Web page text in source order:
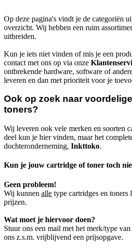
Op deze pagina's vindt je de categoriën
overzicht. Wij hebben een ruim
uitbreiden.
Kun je iets niet vinden of mis je een
contact met ons op via onze
ontbrekende hardware, software of
leveren en dan met prioriteit voor je
Ook op zoek naar
toners?
Wij leveren ook vele merken en soorten
deel kun je hier vinden, maar het
dochteronderneming, Inkttoko.
Kun je jouw cartridge of toner toch
Geen probleem!
Wij kunnen alle type cartridges en toners
prijzen.
Wat moet je hiervoor doen?
Stuur ons een mail met het merk/type
ons z.s.m. vrijblijvend een prijsopgave.